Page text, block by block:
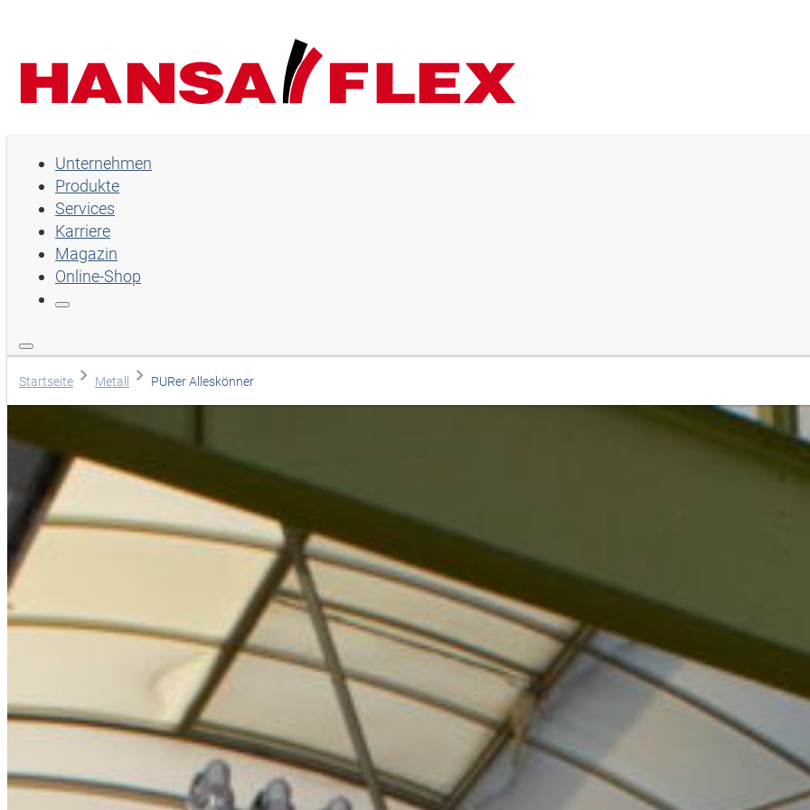
Unternehmen
Produkte
Services
Karriere
Magazin
Online-Shop
Startseite Metall PURer Alleskönner
Europe
Asia & Pacific
Africa
North America
Deutsch
Ihr direkter Draht zu uns
Haben Sie Fragen zu unseren Services und Produkten? Oder
benötigen Sie Hilfe?
Telefon
+421 43 43 88 188
Sofortservice
+421 800 333 456
Mo - Fr 7:00 – 16:30
Oder
Hilfe und
Finden
Unternehmen
Produkte
Services
Karriere
Land
English
Hilfe und Kontakt
Niederlassungssuche